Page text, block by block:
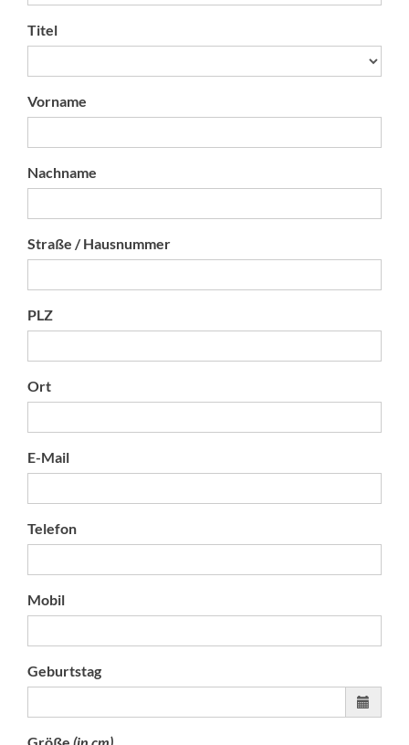
Titel
Vorname
Nachname
Straße / Hausnummer
PLZ
Ort
E-Mail
Telefon
Mobil
Geburtstag